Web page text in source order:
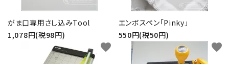
がま口専用さし込みTool
1,078円(税98円)
エンボスペン「Pinky」
550円(税50円)
favorite favorite